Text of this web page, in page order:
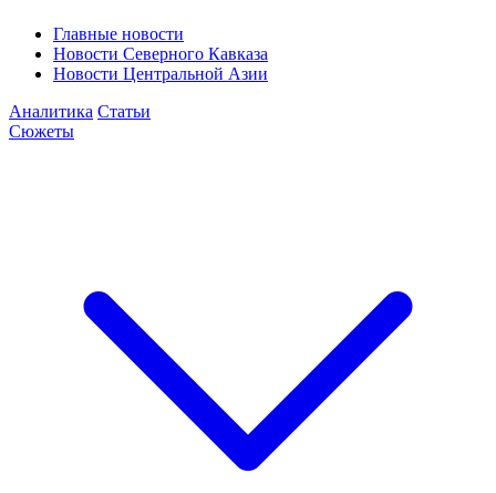
Главные новости
Новости Северного Кавказа
Новости Центральной Азии
Аналитика Статьи
Сюжеты